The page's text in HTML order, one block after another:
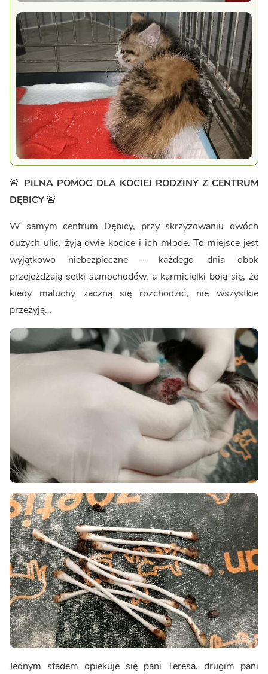
🚨 PILNA POMOC DLA KOCIEJ RODZINY Z CENTRUM
DĘBICY 🚨
W samym centrum Dębicy, przy skrzyżowaniu dwóch
dużych ulic, żyją dwie kocice i ich młode. To miejsce jest
wyjątkowo niebezpieczne – każdego dnia obok
przejeżdżają setki samochodów, a karmicielki boją się, że
kiedy maluchy zaczną się rozchodzić, nie wszystkie
przeżyją…
Jednym stadem opiekuje się pani Teresa, drugim pani